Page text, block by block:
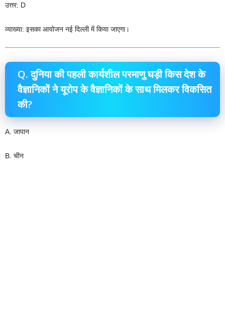
उत्तर: D
व्याख्या: इसका आयोजन नई दिल्ली में किया जाएगा।
Q. दुनिया की पहली कार्यशील परमाणु घड़ी किस देश के
वैज्ञानिकों ने यूरोप के वैज्ञानिकों के साथ मिलकर विकसित
की?
A. जापान
B. चीन